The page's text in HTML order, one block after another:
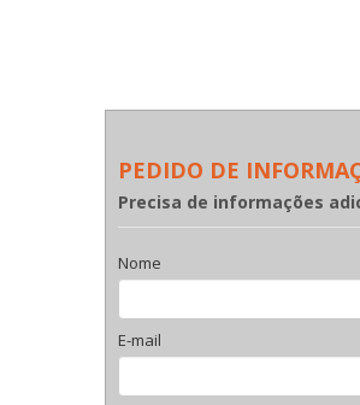
PEDIDO DE
Precisa de informações
Nome
E-mail